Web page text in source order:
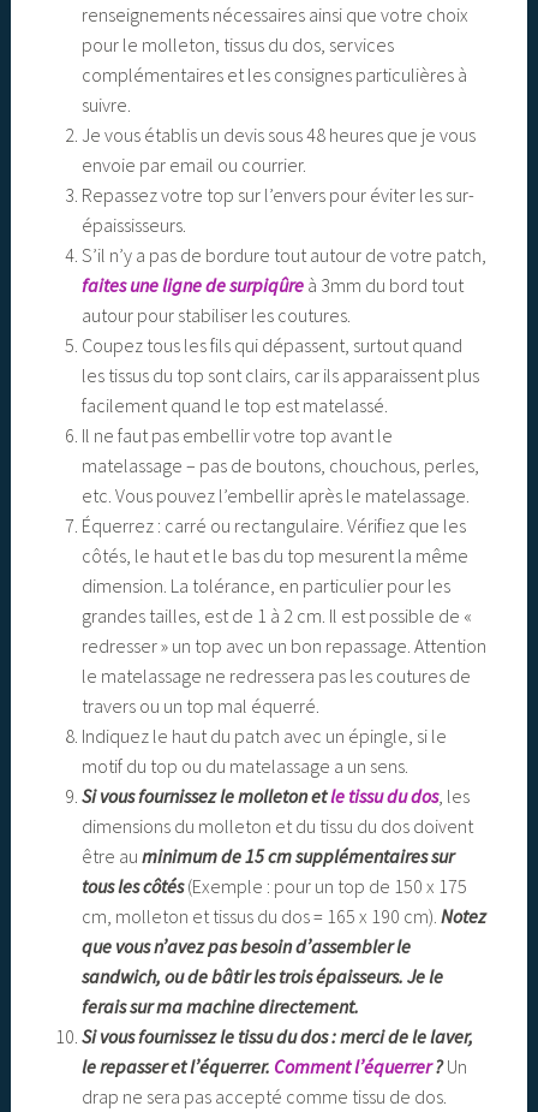
renseignements nécessaires ainsi que votre choix
pour le molleton, tissus du dos, services
complémentaires et les consignes particulières à
suivre.
Je vous établis un devis sous 48 heures que je vous
envoie par email ou courrier.
Repassez votre top sur l’envers pour éviter les sur-
épaississeurs.
S’il n’y a pas de bordure tout autour de votre patch,
faites une ligne de surpiqûreà 3mm du bord tout
autour pour stabiliser les coutures.
Coupez tous les fils qui dépassent, surtout quand
les tissus du top sont clairs, car ils apparaissent plus
facilement quand le top est matelassé.
Il ne faut pas embellir votre top avant le
matelassage – pas de boutons, chouchous, perles,
etc. Vous pouvez l’embellir après le matelassage.
Équerrez : carré ou rectangulaire. Vérifiez que les
côtés, le haut et le bas du top mesurent la même
dimension. La tolérance, en particulier pour les
grandes tailles, est de 1 à 2 cm. Il est possible de «
redresser » un top avec un bon repassage. Attention
le matelassage ne redressera pas les coutures de
travers ou un top mal équerré.
Indiquez le haut du patch avec un épingle, si le
motif du top ou du matelassage a un sens.
Si vous fournissez le molleton etle tissu du dos, les
dimensions du molleton et du tissu du dos doivent
être au minimum de15 cm supplémentairessur
tous les côtés (Exemple : pour un top de 150 x 175
cm, molleton et tissus du dos = 165 x 190 cm). Notez
que vous n’avez pas besoin d’assembler le
sandwich, ou de bâtir les trois épaisseurs. Je le
ferais sur ma machine directement.
Si vous fournissez le tissu du dos : merci de le laver,
le repasser et l’équerrer. Comment l’équerrer?Un
drap ne sera pas accepté comme tissu de dos.